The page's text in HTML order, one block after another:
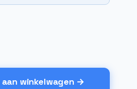
winkelwagen